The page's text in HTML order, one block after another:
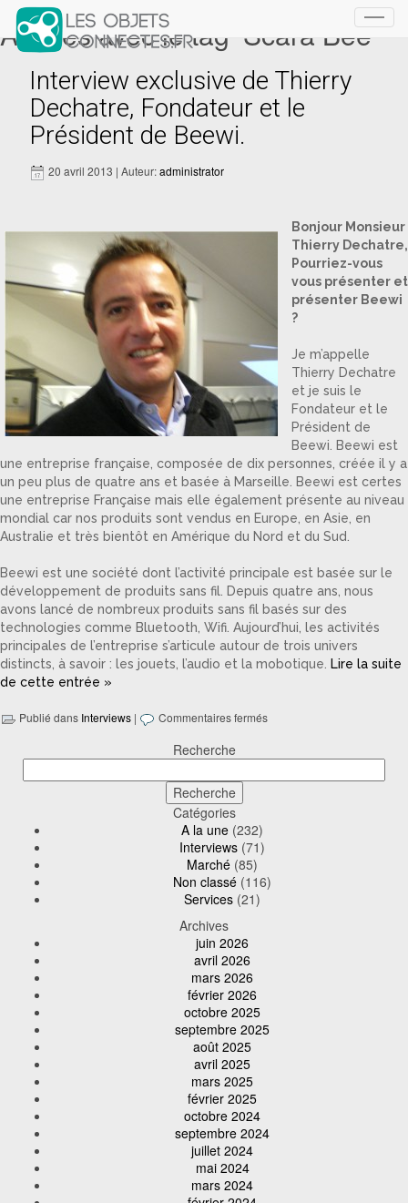
Articles avec le tag ‘Scara Bee’
Interview exclusive de Thierry
Dechatre, Fondateur et le
Président de Beewi.
20 avril 2013 | Auteur:administrator
Bonjour Monsieur
Thierry Dechatre,
Pourriez-vous
vous présenter et
présenter Beewi
?
Je m’appelle
Thierry Dechatre
et je suis le
Fondateur et le
Président de
Beewi. Beewi est
une entreprise française, composée de dix personnes, créée il y a
un peu plus de quatre ans et basée à Marseille. Beewi est certes
une entreprise Française mais elle également présente au niveau
mondial car nos produits sont vendus en Europe, en Asie, en
Australie et très bientôt en Amérique du Nord et du Sud.
Beewi est une société dont l’activité principale est basée sur le
développement de produits sans fil. Depuis quatre ans, nous
avons lancé de nombreux produits sans fil basés sur des
technologies comme Bluetooth, Wifi. Aujourd’hui, les activités
principales de l’entreprise s’articule autour de trois univers
distincts, à savoir : les jouets, l’audio et la mobotique.
Lire la suite
de cette entrée »
Publié dans Interviews | Commentaires fermés
Recherche
Catégories
A la une (232)
Interviews (71)
Marché (85)
Non classé (116)
Services (21)
Archives
juin 2026
avril 2026
mars 2026
février 2026
octobre 2025
septembre 2025
août 2025
avril 2025
mars 2025
février 2025
octobre 2024
septembre 2024
juillet 2024
mai 2024
mars 2024